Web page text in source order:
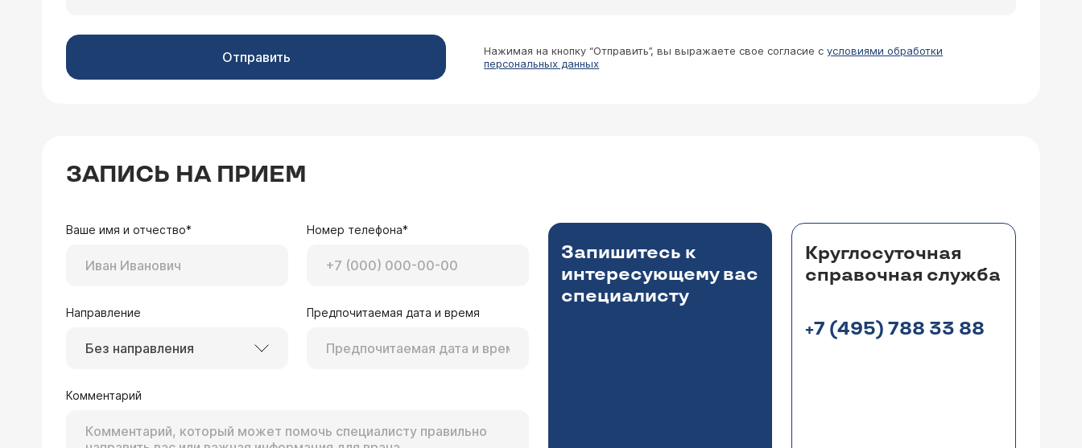
Отправить Нажимая на кнопку “Отправить”, вы выражаете свое согласие сусловиями обработки
персональных данных
ЗАПИСЬ НА ПРИЕМ
Ваше имя и отчество* Номер телефона*
Направление
Без направления
Предпочитаемая дата и время
Комментарий
Запишитесь к
интересующему вас
специалисту
Круглосуточная
справочная служба
+7 (495) 788 33 88